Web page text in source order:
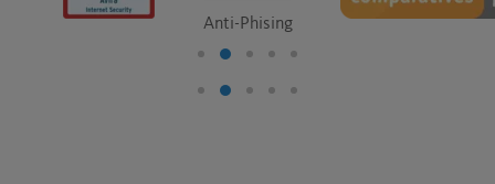
Anti-Phising